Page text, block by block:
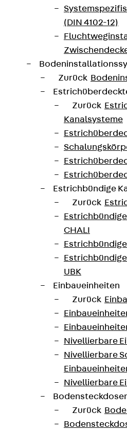
(DIN 4102-12)
Zurück
Zurück
Kanalsysteme
Estrichbündige
Zurück
CHALI
UBK
Einbaueinheiten
Zurück
Nivellierbare
Nivellierbare
Nivellierbare
Zurück